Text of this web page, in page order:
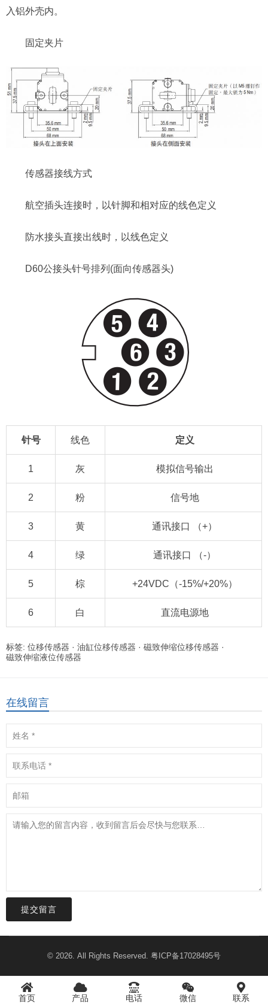
入铝外壳内。
固定夹片
传感器接线方式
航空插头连接时，以针脚和相对应的线色定义
防水接头直接出线时，以线色定义
D60公接头针号排列(面向传感器头)
针号 线色 定义
1 灰 模拟信号输出
2 粉 信号地
3 黄 通讯接口 （+）
4 绿 通讯接口 （-）
5 棕 +24VDC（-15%/+20%）
6 白 直流电源地
标签: 位移传感器 · 油缸位移传感器 · 磁致伸缩位移传感器 ·
磁致伸缩液位传感器
在线留言
提交留言
© 2026. All Rights Reserved. 粤ICP备17028495号
首页 产品 电话 微信 联系